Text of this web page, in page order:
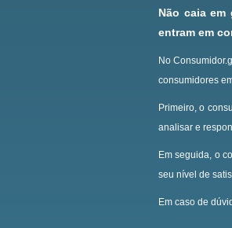
Não caia
entram em
No
consumidores
Primeiro, o
analisar e
Em seguida, o
seu nível de
Em caso de